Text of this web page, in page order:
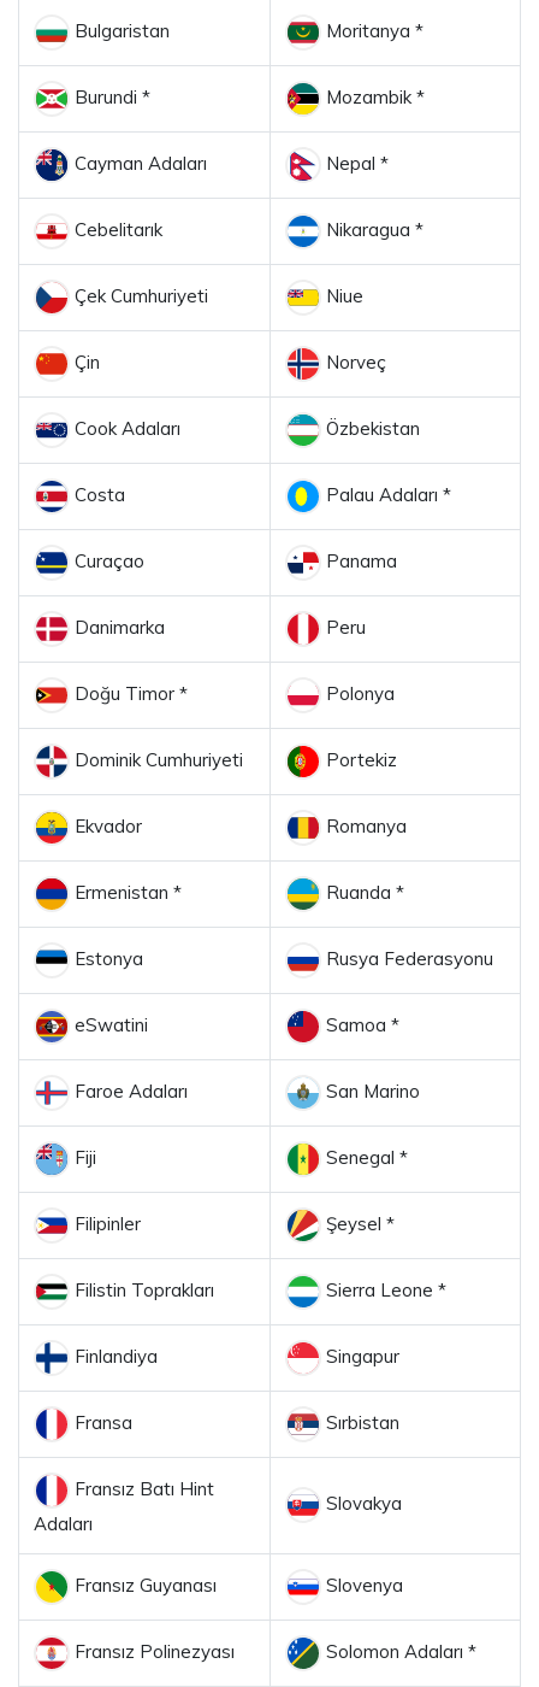
Bulgaristan Moritanya *
Burundi * Mozambik *
Cayman Adaları Nepal *
Cebelitarık Nikaragua *
Çek Cumhuriyeti Niue
Çin Norveç
Cook Adaları Özbekistan
Costa Palau Adaları *
Curaçao Panama
Danimarka Peru
Doğu Timor * Polonya
Dominik Cumhuriyeti Portekiz
Ekvador Romanya
Ermenistan * Ruanda *
Estonya Rusya Federasyonu
eSwatini Samoa *
Faroe Adaları San Marino
Fiji Senegal *
Filipinler Şeysel *
Filistin Toprakları Sierra Leone *
Finlandiya Singapur
Fransa Sırbistan
Fransız Batı Hint
Adaları
Slovakya
Fransız Guyanası Slovenya
Fransız Polinezyası Solomon Adaları *